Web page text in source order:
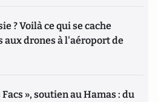
? Voilà ce qui se cache
aux drones à l'aéroport de
», soutien au Hamas : du